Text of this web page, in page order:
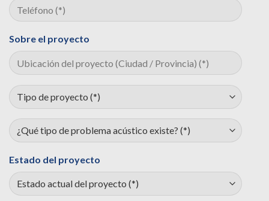
Sobre el proyecto
Estado del proyecto